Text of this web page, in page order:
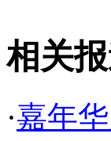
相关报
·嘉年